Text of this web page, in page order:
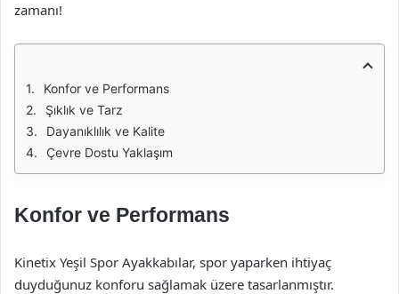
zamanı!
Konfor ve Performans
Şıklık ve Tarz
Dayanıklılık ve Kalite
Çevre Dostu Yaklaşım
Konfor ve Performans
Kinetix Yeşil Spor Ayakkabılar, spor yaparken ihtiyaç
duyduğunuz konforu sağlamak üzere tasarlanmıştır.